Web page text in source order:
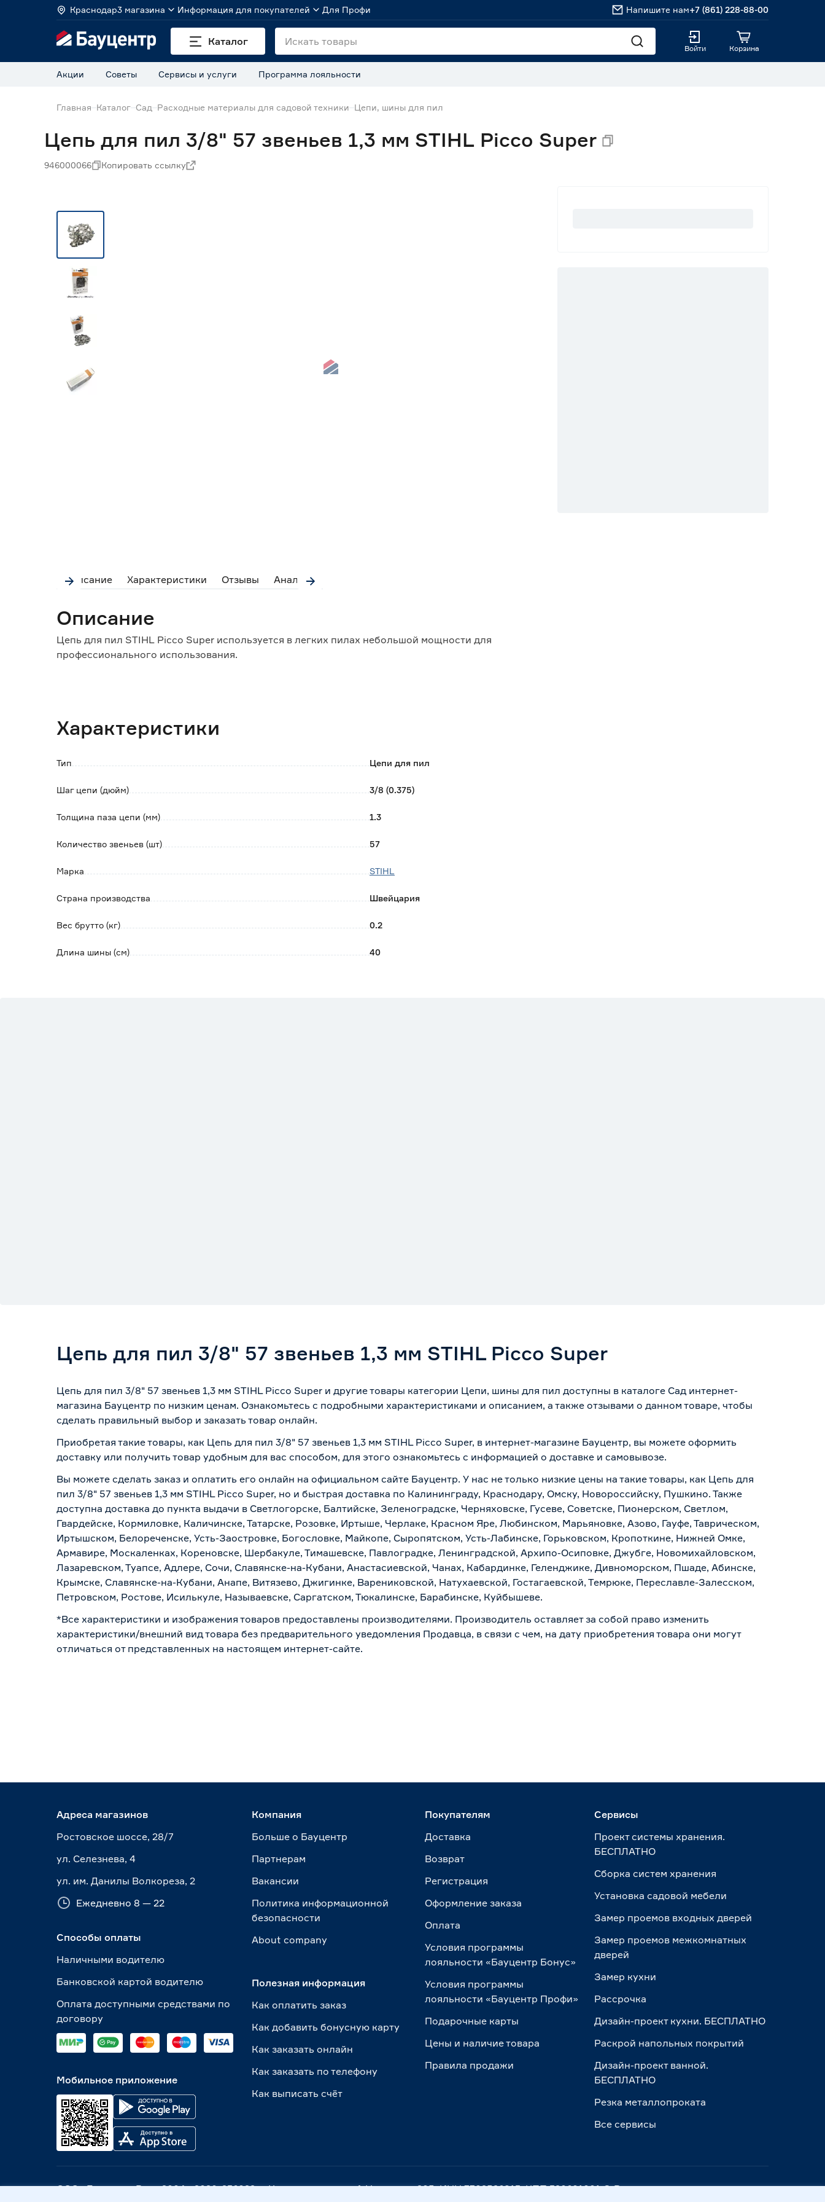
Краснодар3 магазина Информация для покупателей Для Профи Напишите нам+7 (861) 228-88-00
Каталог
Войти Корзина
Акции Советы Сервисы и услуги Программа лояльности
Главная Каталог Сад Расходные материалы для садовой техники Цепи, шины для пил
Цепь для пил 3/8" 57 звеньев 1,3 мм STIHL Picco Super
946000066 Копировать ссылку
Описание Характеристики Отзывы Аналоги
Описание
Цепь для пил STIHL Picco Super используется в легких пилах небольшой мощности для
профессионального использования.
- высокая производительность врезания и пиления;
- низкий уровень вибрации;
- долгий срок службы.
Характеристики
Тип Цепи для пил
Шаг цепи (дюйм) 3/8 (0.375)
Толщина паза цепи (мм) 1.3
Количество звеньев (шт) 57
Марка STIHL
Страна производства Швейцария
Вес брутто (кг) 0.2
Длина шины (см) 40
Цепь для пил 3/8" 57 звеньев 1,3 мм STIHL Picco Super
Цепь для пил 3/8" 57 звеньев 1,3 мм STIHL Picco Super и другие товары категории Цепи, шины для пил доступны в каталоге Сад интернет-
магазина Бауцентр по низким ценам. Ознакомьтесь с подробными характеристиками и описанием, а также отзывами о данном товаре, чтобы
сделать правильный выбор и заказать товар онлайн.
Приобретая такие товары, как Цепь для пил 3/8" 57 звеньев 1,3 мм STIHL Picco Super, в интернет-магазине Бауцентр, вы можете оформить
доставку или получить товар удобным для вас способом, для этого ознакомьтесь с информацией о доставке и самовывозе.
Вы можете сделать заказ и оплатить его онлайн на официальном сайте Бауцентр. У нас не только низкие цены на такие товары, как Цепь для
пил 3/8" 57 звеньев 1,3 мм STIHL Picco Super, но и быстрая доставка по Калининграду, Краснодару, Омску, Новороссийску, Пушкино. Также
доступна доставка до пункта выдачи в Светлогорске, Балтийске, Зеленоградске, Черняховске, Гусеве, Советске, Пионерском, Светлом,
Гвардейске, Кормиловке, Каличинске, Татарске, Розовке, Иртыше, Черлаке, Красном Яре, Любинском, Марьяновке, Азово, Гауфе, Таврическом,
Иртышском, Белореченске, Усть-Заостровке, Богословке, Майкопе, Сыропятском, Усть-Лабинске, Горьковском, Кропоткине, Нижней Омке,
Армавире, Москаленках, Кореновске, Шербакуле, Тимашевске, Павлоградке, Ленинградской, Архипо-Осиповке, Джубге, Новомихайловском,
Лазаревском, Туапсе, Адлере, Сочи, Славянске-на-Кубани, Анастасиевской, Чанах, Кабардинке, Геленджике, Дивноморском, Пшаде, Абинске,
Крымске, Славянске-на-Кубани, Анапе, Витязево, Джигинке, Варениковской, Натухаевской, Гостагаевской, Темрюке, Переславле-Залесском,
Петровском, Ростове, Исилькуле, Называевске, Саргатском, Тюкалинске, Барабинске, Куйбышеве.
*Все характеристики и изображения товаров предоставлены производителями. Производитель оставляет за собой право изменить
характеристики/внешний вид товара без предварительного уведомления Продавца, в связи с чем, на дату приобретения товара они могут
отличаться от представленных на настоящем интернет-сайте.
Адреса магазинов
Ростовское шоссе, 28/7
ул. Селезнева, 4
ул. им. Данилы Волкореза, 2
Ежедневно 8 — 22
Способы оплаты
Наличными водителю
Банковской картой водителю
Оплата доступными средствами по
договору
Мобильное приложение
Компания
Больше о Бауцентр
Партнерам
Вакансии
Политика информационной
безопасности
About сompany
Полезная информация
Как оплатить заказ
Как добавить бонусную карту
Как заказать онлайн
Как заказать по телефону
Как выписать счёт
Покупателям
Доставка
Возврат
Регистрация
Оформление заказа
Оплата
Условия программы
лояльности «Бауцентр Бонус»
Условия программы
лояльности «Бауцентр Профи»
Подарочные карты
Цены и наличие товара
Правила продажи
Сервисы
Проект системы хранения.
БЕСПЛАТНО
Сборка систем хранения
Установка садовой мебели
Замер проемов входных дверей
Замер проемов межкомнатных
дверей
Замер кухни
Рассрочка
Дизайн-проект кухни. БЕСПЛАТНО
Раскрой напольных покрытий
Дизайн-проект ванной.
БЕСПЛАТНО
Резка металлопроката
Все сервисы
ООО «Бауцентр Рус» 2004 -2026, 236029, г. Калининград, ул. А.Невского, 205. ИНН 7702596813, КПП 390601001 © Все права защищены